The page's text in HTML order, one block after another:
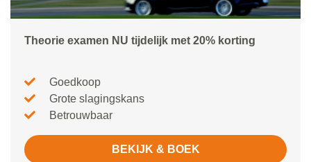
Theorie examen NU tijdelijk met 20% korting
Goedkoop
Grote slagingskans
Betrouwbaar
BEKIJK & BOEK